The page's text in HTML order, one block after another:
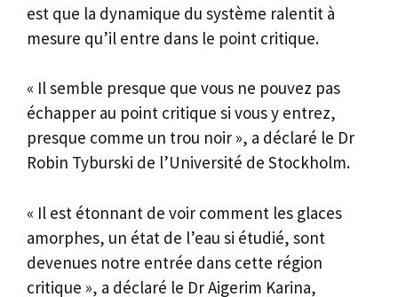
est que la dynamique du système ralentit à
mesure qu’il entre dans le point critique.
« Il semble presque que vous ne pouvez pas
échapper au point critique si vous y entrez,
presque comme un trou noir », a déclaré le Dr
Robin Tyburski de l’Université de Stockholm.
« Il est étonnant de voir comment les glaces
amorphes, un état de l’eau si étudié, sont
devenues notre entrée dans cette région
critique », a déclaré le Dr Aigerim Karina,